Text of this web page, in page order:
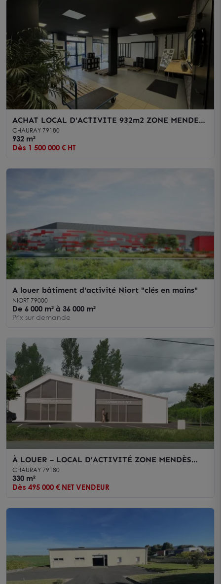
ACHAT LOCAL D'ACTIVITE 932m2 ZONE MENDES
FRANCE NIORT/CHAURAY
CHAURAY 79180
932 m²
Dès 1 500 000 € HT
A louer bâtiment d'activité Niort "clés en mains"
NIORT 79000
De 6 000 m² à 36 000 m²
Prix sur demande
À LOUER – LOCAL D'ACTIVITÉ ZONE MENDÈS
FRANCE
CHAURAY 79180
330 m²
Dès 495 000 € NET VENDEUR